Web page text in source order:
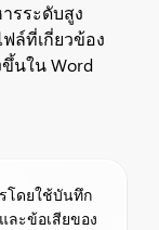
รระดับสูง
ล์ที่เกี่ยวข้อง
นใน Word
โดยใช้บันทึก
ละข้อเสียของ